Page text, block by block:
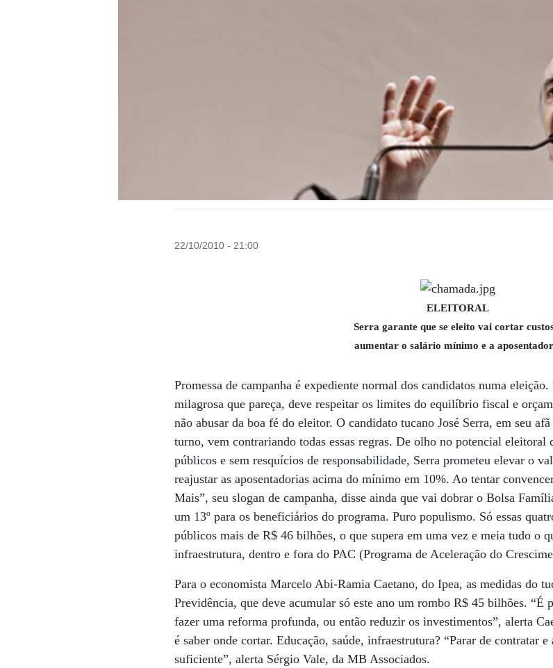
22/10/2010 - 21:00
ELEITORAL
Serra garante que se eleito vai cortar
aumentar o salário mínimo e a
Promessa de campanha é expediente normal dos candidatos numa
milagrosa que pareça, deve respeitar os limites do equilíbrio fiscal e
não abusar da boa fé do eleitor. O candidato tucano José Serra, em seu
turno, vem contrariando todas essas regras. De olho no potencial eleitoral
públicos e sem resquícios de responsabilidade, Serra prometeu elevar o
reajustar as aposentadorias acima do mínimo em 10%. Ao tentar
Mais”, seu slogan de campanha, disse ainda que vai dobrar o Bolsa
um 13º para os beneficiários do programa. Puro populismo. Só essas
públicos mais de R$ 46 bilhões, o que supera em uma vez e meia tudo o
infraestrutura, dentro e fora do PAC (Programa de Aceleração do
Para o economista Marcelo Abi-Ramia Caetano, do Ipea, as medidas do
Previdência, que deve acumular só este ano um rombo R$ 45 bilhões. “É
fazer uma reforma profunda, ou então reduzir os investimentos”, alerta
é saber onde cortar. Educação, saúde, infraestrutura? “Parar de contratar
suficiente”, alerta Sérgio Vale, da MB Associados.